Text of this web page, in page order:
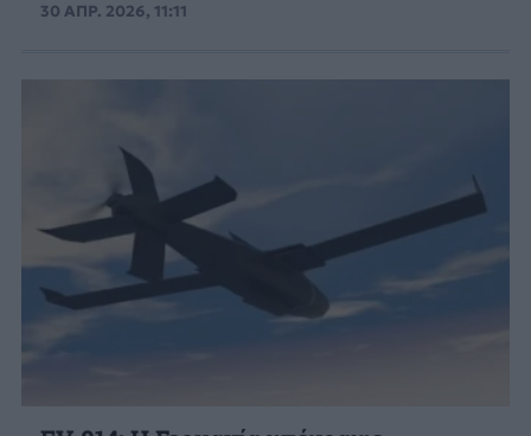
30 ΑΠΡ. 2026, 11:11